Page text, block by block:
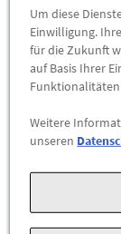
Hinweise:
nur
TFSI/1.4
TFSI/2.0
(100 kW), 35
kW), 3.0 TDI
Um diese
Einwilligung.
für die Zukunft
auf Basis Ihrer
Funktionalitäten
Weitere
unseren